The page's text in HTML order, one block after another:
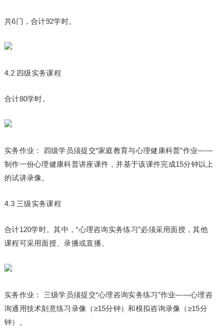
共6门，合计92学时。
4.2 四级实务课程
合计80学时。
实务作业： 四级学员须提交“家庭教育与心理健康科普”作业——
制作一份心理健康科普讲座课件，并基于该课件完成15分钟以上
的试讲录像。
4.3 三级实务课程
合计120学时。其中，“心理咨询实务练习”必须采用面授，其他
课程可采用面授、录播或直播。
实务作业： 三级学员须提交“心理咨询实务练习”作业——心理咨
询通用技术刻意练习录像（≥15分钟）和模拟咨询录像（≥15分
钟）。